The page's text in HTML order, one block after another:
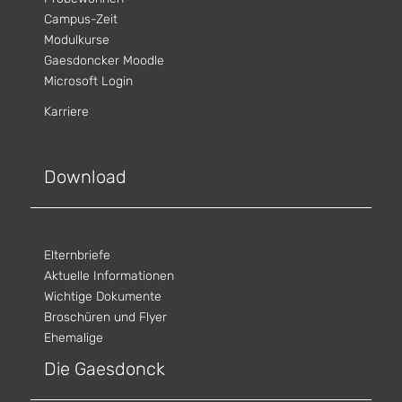
Campus-Zeit
Modulkurse
Gaesdoncker Moodle
Microsoft Login
Karriere
Download
Elternbriefe
Aktuelle Informationen
Wichtige Dokumente
Broschüren und Flyer
Ehemalige
Die Gaesdonck